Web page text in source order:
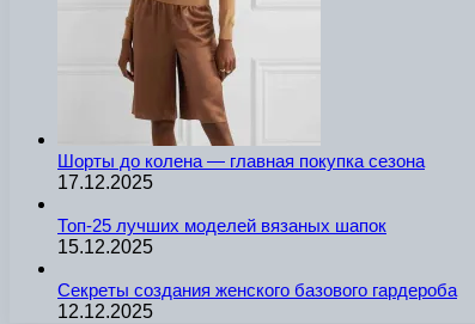
Шорты до колена — главная покупка сезона
17.12.2025
Топ-25 лучших моделей вязаных шапок
15.12.2025
Секреты создания женского базового гардероба
12.12.2025